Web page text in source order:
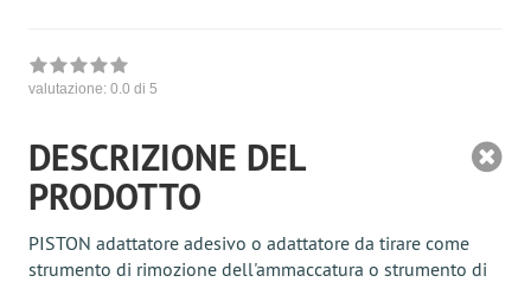
valutazione: 0.0 di 5
DESCRIZIONE DEL
PRODOTTO
PISTON adattatore adesivo o adattatore da tirare come
strumento di rimozione dell'ammaccatura o strumento di